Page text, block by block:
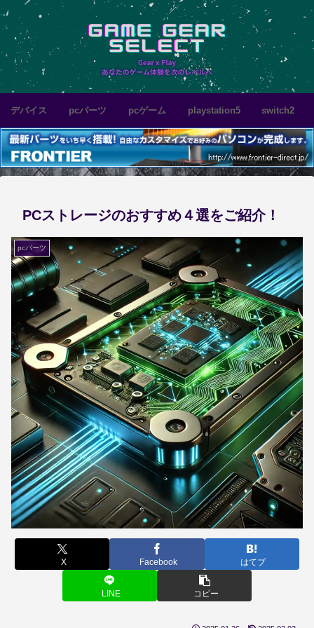
デバイス pcパーツ pcゲーム playstation5 switch2
PCストレージのおすすめ４選をご紹介！
pcパーツ
X Facebook はてブ
LINE コピー